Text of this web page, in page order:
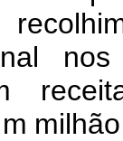
recolhi
nal nos
m milhão